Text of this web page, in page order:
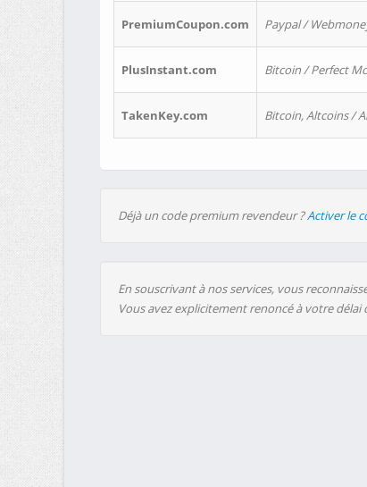
PremiumCoupon.com Paypal /
PlusInstant.com Bitcoin / Perfect
TakenKey.com Bitcoin, Altcoins /
Déjà un code premium revendeur ?Activer le
En souscrivant à nos services, vous
Vous avez explicitement renoncé à votre